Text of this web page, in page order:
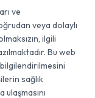
ve
veya dolaylı
ilgili
Bu web
sağlık